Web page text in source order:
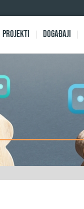
Projekti Događaji